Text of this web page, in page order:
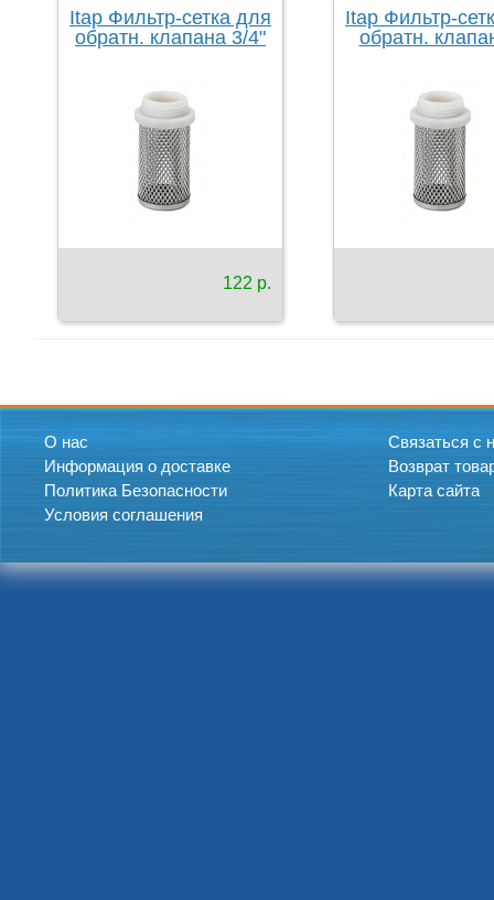
Itap Фильтр-сетка для
обратн. клапана 3/4"
122 р.
Itap Фильтр-
обратн.
О нас
Информация о доставке
Политика Безопасности
Условия соглашения
Связаться с
Возврат
Карта сайта